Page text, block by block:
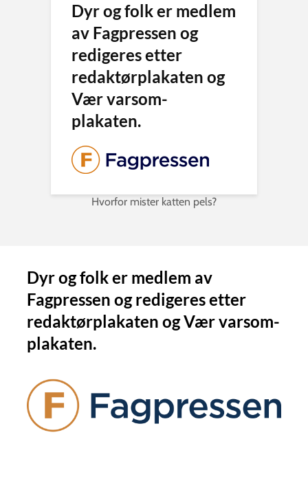
Dyr og folk er medlem
av Fagpressen og
redigeres etter
redaktørplakaten og
Vær varsom-
plakaten.
Hvorfor mister katten pels?
Dyr og folk er medlem av
Fagpressen og redigeres etter
redaktørplakaten og Vær varsom-
plakaten.